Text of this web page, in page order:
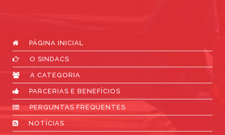
PÁGINA INICIAL
O SINDACS
A CATEGORIA
PARCERIAS E BENEFÍCIOS
PERGUNTAS FREQUENTES
NOTÍCIAS